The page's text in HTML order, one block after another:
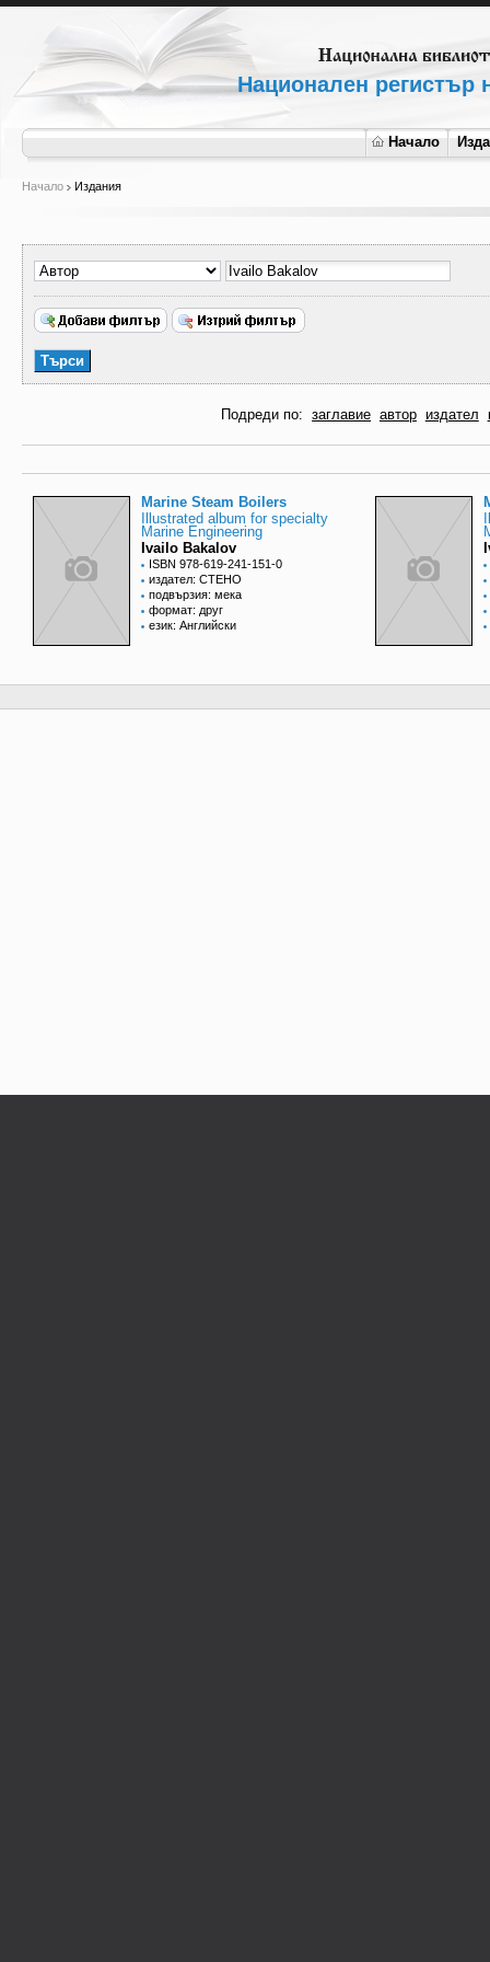
Национален регистър
Начало
Начало Издания
Подреди по: заглавие автор издател
Marine Steam Boilers
Illustrated album for specialty
Marine Engineering
Ivailo Bakalov
ISBN 978-619-241-151-0
издател: СТЕНО
подвързия: мека
формат: друг
език: Английски